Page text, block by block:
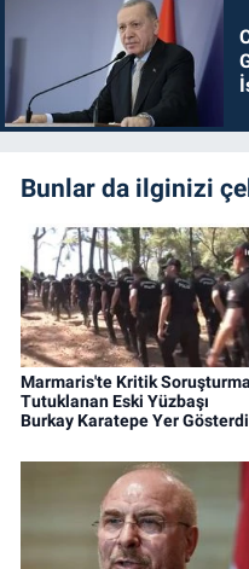
Bunlar da ilginizi
Marmaris'te Kritik
Tutuklanan Eski Yüzbaşı
Burkay Karatepe Yer Gösterdi